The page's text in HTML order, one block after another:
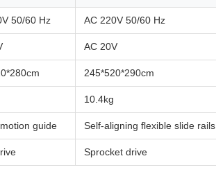
50/60 Hz AC 220V 50/60 Hz
AC 20V
245*520*290cm
10.4kg
guide Self-aligning flexible slide rails
Sprocket drive